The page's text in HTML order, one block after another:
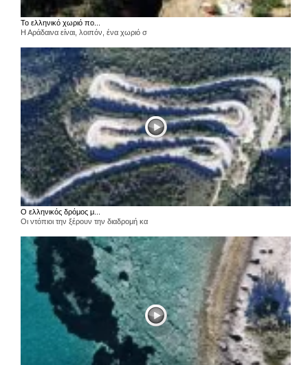
Το ελληνικό χωριό πο...
Η Αράδαινα είναι, λοιπόν, ένα χωριό σ
Ο ελληνικός δρόμος μ...
Οι ντόπιοι την ξέρουν την διαδρομή κα